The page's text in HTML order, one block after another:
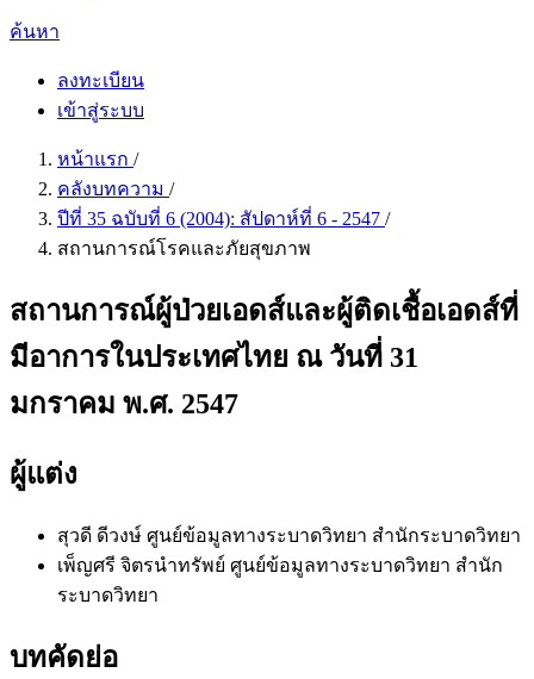
ค้นหา
ลงทะเบียน
เข้าสู่ระบบ
หน้าแรก /
คลังบทความ /
ปีที่ 35 ฉบับที่ 6 (2004): สัปดาห์ที่ 6 - 2547 /
สถานการณ์โรคและภัยสุขภาพ
สถานการณ์ผู้ป่วยเอดส์และผู้ติดเชื้อเอดส์ที่
มีอาการในประเทศไทย ณ วันที่ 31
มกราคม พ.ศ. 2547
ผู้แต่ง
สุวดี ดีวงษ์ ศูนย์ข้อมูลทางระบาดวิทยา สำนักระบาดวิทยา
เพ็ญศรี จิตรนำทรัพย์ ศูนย์ข้อมูลทางระบาดวิทยา สำนัก
ระบาดวิทยา
บทคัดย่อ